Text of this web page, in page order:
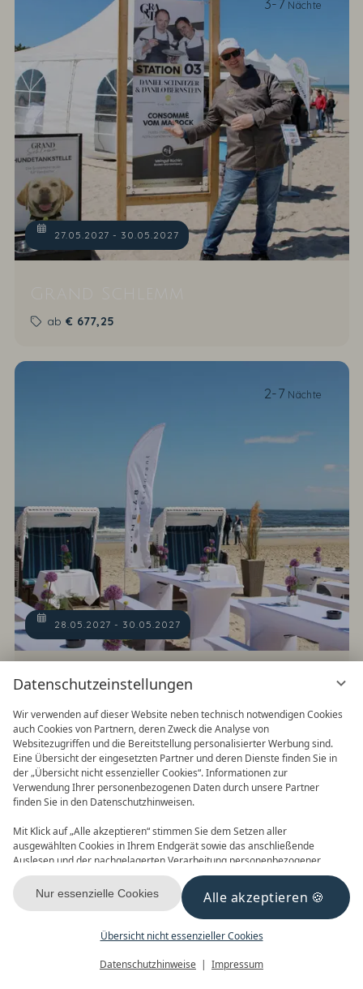
Datenschutzeinstellungen
Wir verwenden auf dieser Website neben technisch notwendigen Cookies
auch Cookies von Partnern, deren Zweck die Analyse von
Websitezugriffen und die Bereitstellung personalisierter Werbung sind.
Eine Übersicht der eingesetzten Partner und deren Dienste finden Sie in
der „Übersicht nicht essenzieller Cookies“. Informationen zur
Verwendung Ihrer personenbezogenen Daten durch unsere Partner
finden Sie in den Datenschutzhinweisen.
Mit Klick auf „Alle akzeptieren“ stimmen Sie dem Setzen aller
ausgewählten Cookies in Ihrem Endgerät sowie das anschließende
Auslesen und der nachgelagerten Verarbeitung personenbezogener
Daten (z.B. Ihrer IP-Adresse) durch uns und unseren Partnern zu. Falls
Sie damit nicht einverstanden sind, klicken Sie bitte auf „Nur essenzielle
Cookies“. Eine individuelle Auswahl können Sie unter „Übersicht nicht
essenzieller Cookies“ tätigen. Sie können Ihre Auswahl im Fußbereich
dieser Website oder in den Datenschutzhinweisen jederzeit aufrufen und
Alle akzeptieren
Nur essenzielle Cookies
Übersicht nicht essenzieller Cookies
Datenschutzhinweise Impressum
GutscheineBuchen
Nächte
27.05.2027 - 30.05.2027
ab€ 677,25
2-7 Nächte
28.05.2027 - 30.05.2027
Grand Schlemm
ab€ 549,00
Saisonal entwickelt.
Authentisch Usedom.